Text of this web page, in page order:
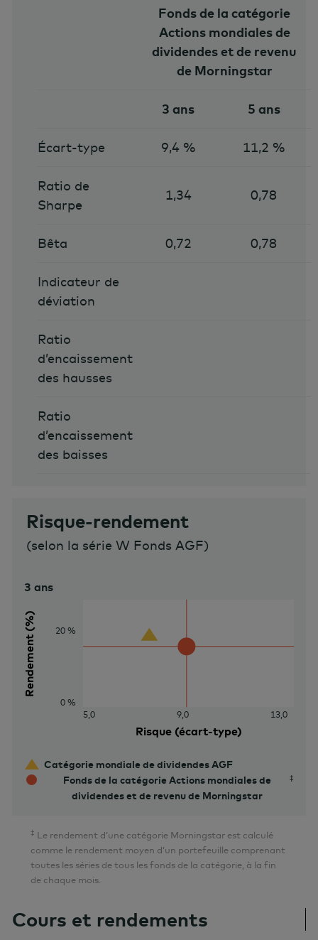
Fonds de la catégorie
Actions mondiales de
dividendes et de revenu
de Morningstar
3 ans 5 ans
Écart-type 9,4 % 11,2 %
Ratio de
Sharpe
1,34 0,78
Bêta 0,72 0,78
Indicateur de
déviation
Ratio
d’encaissement
des hausses
Ratio
d’encaissement
des baisses
Risque-rendement
(selon la série W Fonds AGF)
Rendement (%)
Risque (écart-type)
5,0 9,0 13,0
0 %
20 %
3 ans
Catégorie mondiale de dividendes AGF
Fonds de la catégorie Actions mondiales de
dividendes et de revenu de Morningstar
‡ Le rendement d’une catégorie Morningstar est calculé
comme le rendement moyen d’un portefeuille comprenant
toutes les séries de tous les fonds de la catégorie, à la fin
de chaque mois.
Cours et rendements